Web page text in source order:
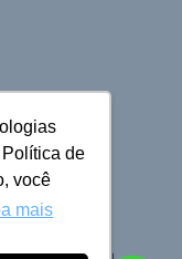
de
você
mais